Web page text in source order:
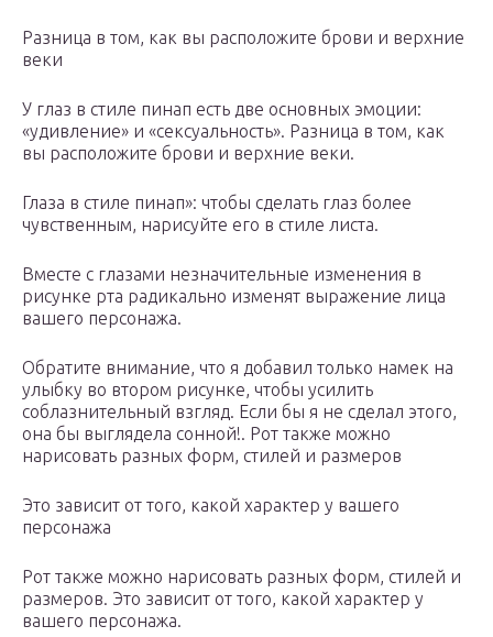
Разница в том, как вы расположите брови и верхние
веки
У глаз в стиле пинап есть две основных эмоции:
«удивление» и «сексуальность». Разница в том, как
вы расположите брови и верхние веки.
Глаза в стиле пинап»: чтобы сделать глаз более
чувственным, нарисуйте его в стиле листа.
Вместе с глазами незначительные изменения в
рисунке рта радикально изменят выражение лица
вашего персонажа.
Обратите внимание, что я добавил только намек на
улыбку во втором рисунке, чтобы усилить
соблазнительный взгляд. Если бы я не сделал этого,
она бы выглядела сонной!. Рот также можно
нарисовать разных форм, стилей и размеров
Это зависит от того, какой характер у вашего
персонажа
Рот также можно нарисовать разных форм, стилей и
размеров. Это зависит от того, какой характер у
вашего персонажа.